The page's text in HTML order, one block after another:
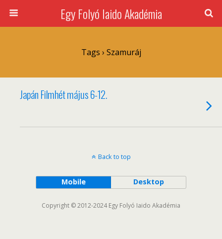
Egy Folyó Iaido Akadémia
Tags › Szamuráj
Japán Filmhét május 6-12.
Back to top
Mobile Desktop
Copyright © 2012-2024 Egy Folyó Iaido Akadémia